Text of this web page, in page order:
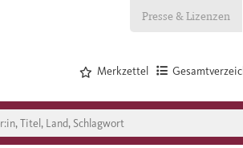
Presse & Lizenzen
Merkzettel